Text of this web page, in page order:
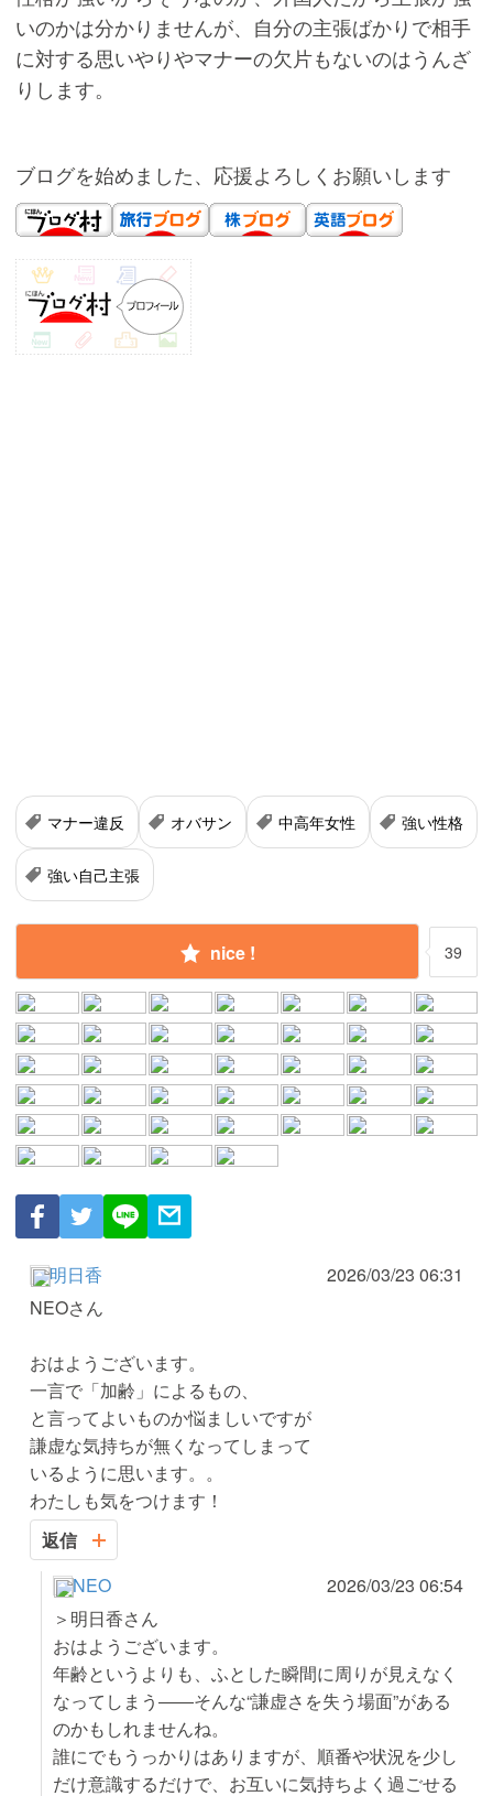
いのかは分かりませんが、自分の主張ばかりで相手
に対する思いやりやマナーの欠片もないのはうんざ
りします。
ブログを始めました、応援よろしくお願いします
マナー違反 オバサン 中高年女性 強い性格
強い自己主張
nice ! 39
明日香
2026/03/23 06:31
NEOさん
おはようございます。
一言で「加齢」によるもの、
と言ってよいものか悩ましいですが
謙虚な気持ちが無くなってしまって
いるように思います。。
わたしも気をつけます！
返信
NEO
2026/03/23 06:54
＞明日香さん
おはようございます。
年齢というよりも、ふとした瞬間に周りが見えなく
なってしまう――そんな“謙虚さを失う場面”がある
のかもしれませんね。
誰にでもうっかりはありますが、順番や状況を少し
だけ意識するだけで、お互いに気持ちよく過ごせる